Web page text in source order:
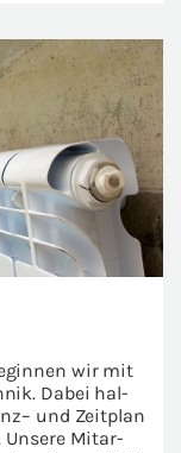
wir mit
Dabei hal­
und Zeit­plan
Un­se­re Mit­ar­